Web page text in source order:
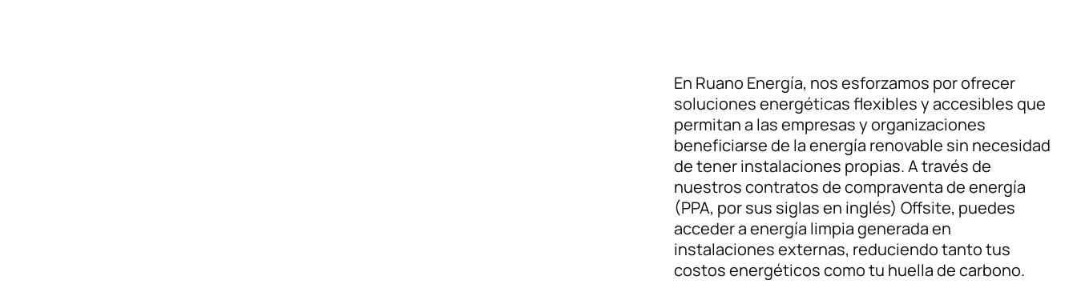
En Ruano Energía, nos esforzamos por ofrecer
soluciones energéticas flexibles y accesibles que
permitan a las empresas y organizaciones
beneficiarse de la energía renovable sin necesidad
de tener instalaciones propias. A través de
nuestros contratos de compraventa de energía
(PPA, por sus siglas en inglés) Offsite, puedes
acceder a energía limpia generada en
instalaciones externas, reduciendo tanto tus
costos energéticos como tu huella de carbono.
¿Cómo podemos ayudarte?